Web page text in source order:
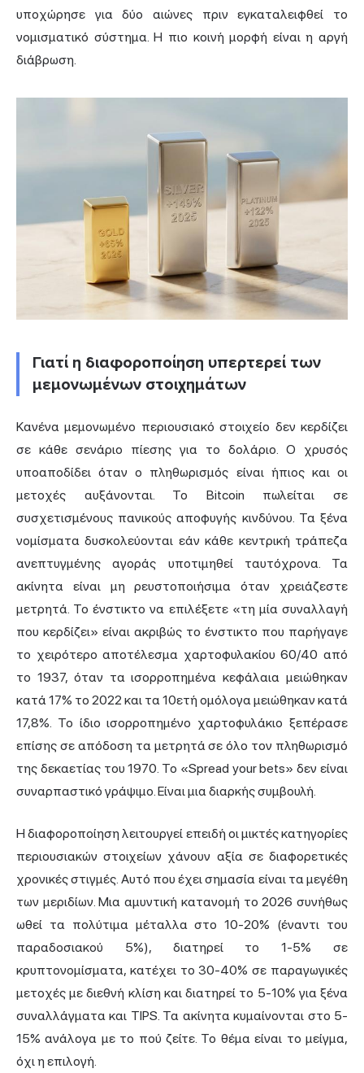
υποχώρησε για δύο αιώνες πριν εγκαταλειφθεί το
νομισματικό σύστημα. Η πιο κοινή μορφή είναι η αργή
διάβρωση.
Γιατί η διαφοροποίηση υπερτερεί των
μεμονωμένων στοιχημάτων
Κανένα μεμονωμένο περιουσιακό στοιχείο δεν κερδίζει
σε κάθε σενάριο πίεσης για το δολάριο. Ο χρυσός
υποαποδίδει όταν ο πληθωρισμός είναι ήπιος και οι
μετοχές αυξάνονται. Το Bitcoin πωλείται σε
συσχετισμένους πανικούς αποφυγής κινδύνου. Τα ξένα
νομίσματα δυσκολεύονται εάν κάθε κεντρική τράπεζα
ανεπτυγμένης αγοράς υποτιμηθεί ταυτόχρονα. Τα
ακίνητα είναι μη ρευστοποιήσιμα όταν χρειάζεστε
μετρητά. Το ένστικτο να επιλέξετε «τη μία συναλλαγή
που κερδίζει» είναι ακριβώς το ένστικτο που παρήγαγε
το χειρότερο αποτέλεσμα χαρτοφυλακίου 60/40 από
το 1937, όταν τα ισορροπημένα κεφάλαια μειώθηκαν
κατά 17% το 2022 και τα 10ετή ομόλογα μειώθηκαν κατά
17,8%. Το ίδιο ισορροπημένο χαρτοφυλάκιο ξεπέρασε
επίσης σε απόδοση τα μετρητά σε όλο τον πληθωρισμό
της δεκαετίας του 1970. Το «Spread your bets» δεν είναι
συναρπαστικό γράψιμο. Είναι μια διαρκής συμβουλή.
Η διαφοροποίηση λειτουργεί επειδή οι μικτές κατηγορίες
περιουσιακών στοιχείων χάνουν αξία σε διαφορετικές
χρονικές στιγμές. Αυτό που έχει σημασία είναι τα μεγέθη
των μεριδίων. Μια αμυντική κατανομή το 2026 συνήθως
ωθεί τα πολύτιμα μέταλλα στο 10-20% (έναντι του
παραδοσιακού 5%), διατηρεί το 1-5% σε
κρυπτονομίσματα, κατέχει το 30-40% σε παραγωγικές
μετοχές με διεθνή κλίση και διατηρεί το 5-10% για ξένα
συναλλάγματα και TIPS. Τα ακίνητα κυμαίνονται στο 5-
15% ανάλογα με το πού ζείτε. Το θέμα είναι το μείγμα,
όχι η επιλογή.